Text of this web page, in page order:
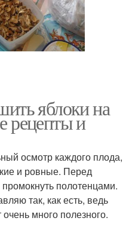
яблоки на
рецепты и
осмотр каждого плода,
и ровные. Перед
полотенцами.
так, как есть, ведь
много полезного.